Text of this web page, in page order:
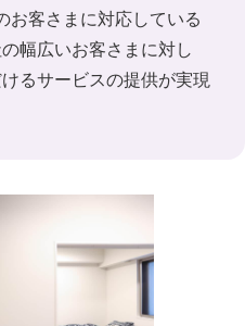
客さまに対応している
幅広いお客さまに対し
るサービスの提供が実現